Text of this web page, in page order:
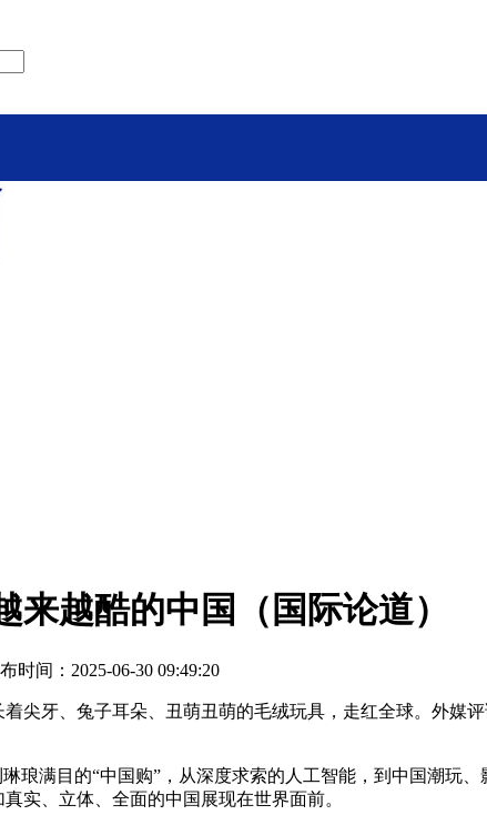
来越酷的中国（国际论道）
时间：2025-06-30 09:49:20
、兔子耳朵、丑萌丑萌的毛绒玩具，走红全球。外媒评
满目的“中国购”，从深度求索的人工智能，到中国潮玩
实、立体、全面的中国展现在世界面前。